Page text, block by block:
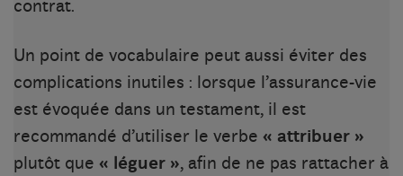
contrat.
Un point de vocabulaire peut aussi éviter des
complications inutiles : lorsque l’assurance-vie
est évoquée dans un testament, il est
recommandé d’utiliser le verbe « attribuer »
plutôt que « léguer », afin de ne pas rattacher à